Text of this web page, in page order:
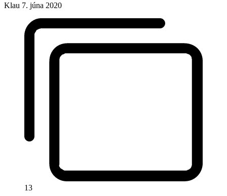
Klau 7. júna 2020
13